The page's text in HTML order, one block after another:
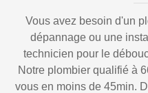
Vous avez besoin d'un
dépannage ou une
technicien pour le
Notre plombier qualifié à
vous en moins de 45min.